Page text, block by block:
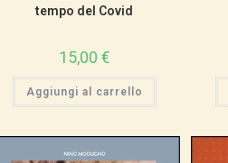
tempo del Covid
15,00 €
Aggiungi al carrello